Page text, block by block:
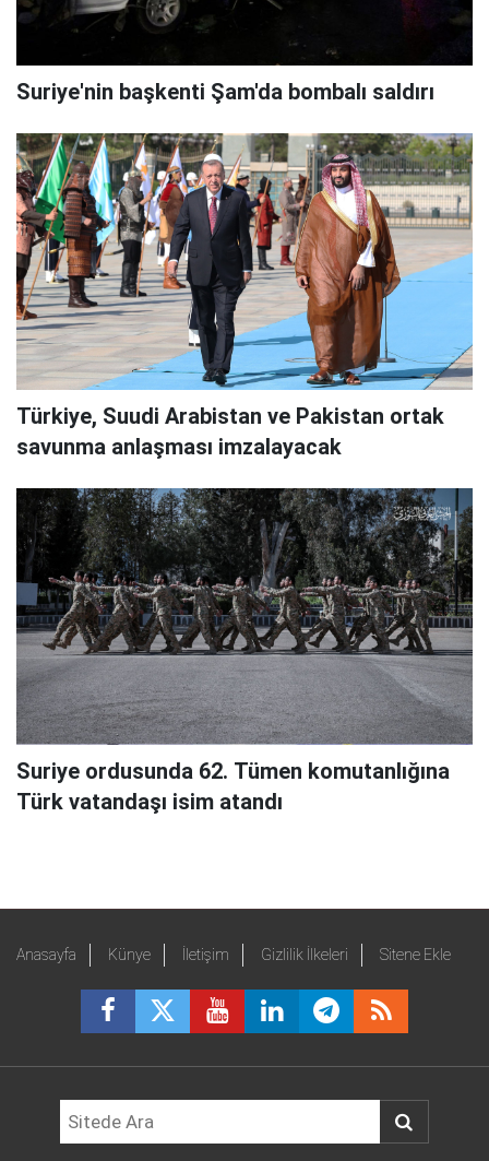
Suriye'nin başkenti Şam'da bombalı saldırı
Türkiye, Suudi Arabistan ve Pakistan ortak
savunma anlaşması imzalayacak
Suriye ordusunda 62. Tümen komutanlığına
Türk vatandaşı isim atandı
Anasayfa Künye İletişim Gizlilik İlkeleri Sitene Ekle